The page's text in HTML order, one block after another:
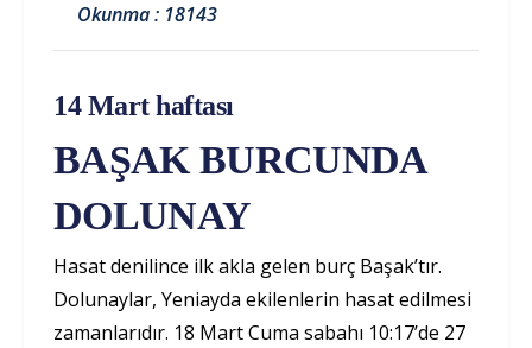
Okunma : 18143
14 Mart haftası
BAŞAK BURCUNDA
DOLUNAY
Hasat denilince ilk akla gelen burç Başak’tır.
Dolunaylar, Yeniayda ekilenlerin hasat edilmesi
zamanlarıdır. 18 Mart Cuma sabahı 10:17’de 27